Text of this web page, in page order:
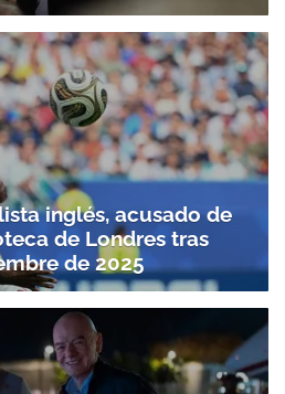
inglés, acusado de
de Londres tras
de 2025